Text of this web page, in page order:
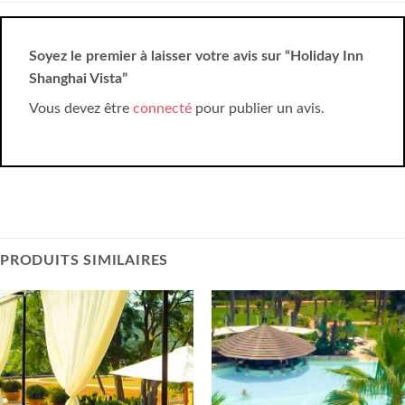
Soyez le premier à laisser votre avis sur “Holiday Inn
Shanghai Vista”
Vous devez être connecté pour publier un avis.
PRODUITS SIMILAIRES